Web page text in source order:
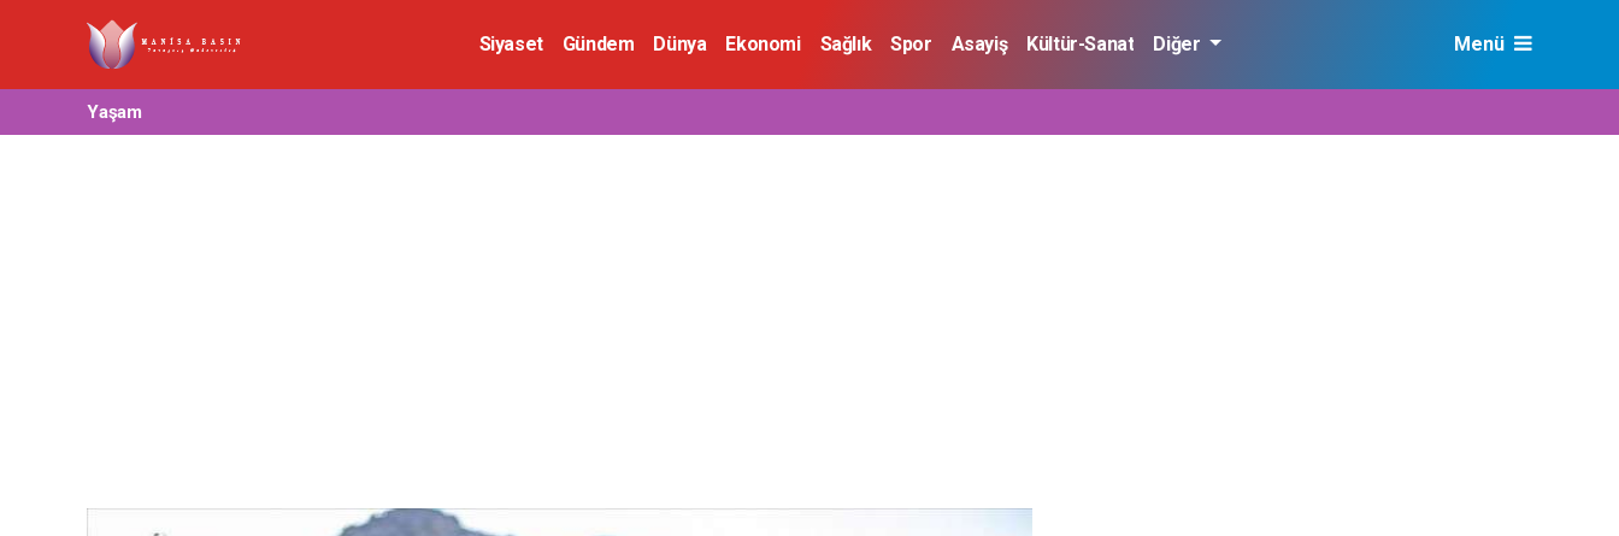
Siyaset Gündem Dünya Ekonomi Sağlık Spor Asayiş Kültür-Sanat Diğer Menü
Yaşam